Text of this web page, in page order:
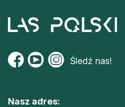
Śledź nas!
Nasz adres: